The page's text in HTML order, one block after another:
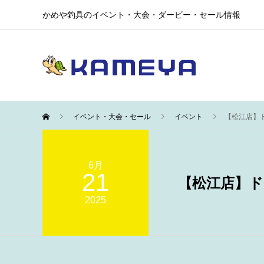
かめや釣具のイベント・大会・ダービー・セール情報
イベント・大会・セール イベント 【松江店
6月
21
2025
【松江店】